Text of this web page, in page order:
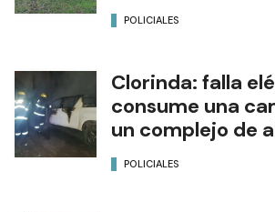
POLICIALES
Clorinda: falla
consume una
un complejo de
POLICIALES